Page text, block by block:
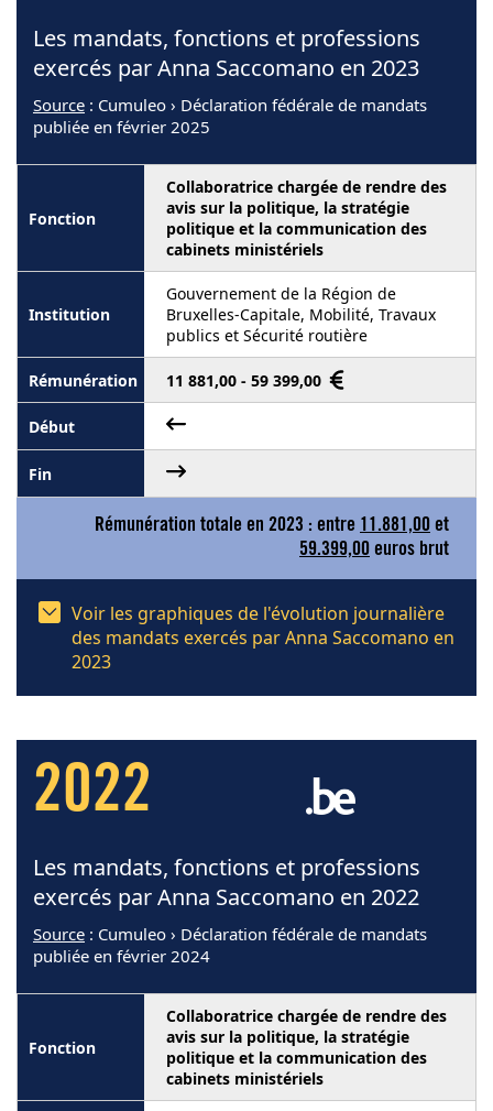
Les mandats, fonctions et professions
exercés par Anna Saccomano en 2023
Source : Cumuleo › Déclaration fédérale de mandats
publiée en février 2025
Collaboratrice chargée de rendre des
avis sur la politique, la stratégie
politique et la communication des
cabinets ministériels
Gouvernement de la Région de
Bruxelles-Capitale, Mobilité, Travaux
publics et Sécurité routière
11 881,00 - 59 399,00
Rémunération totale en 2023 : entre 11.881,00 et
59.399,00 euros brut
Voir les graphiques de l'évolution journalière
des mandats exercés par Anna Saccomano en
2023
2022
Les mandats, fonctions et professions
exercés par Anna Saccomano en 2022
Source : Cumuleo › Déclaration fédérale de mandats
publiée en février 2024
Collaboratrice chargée de rendre des
avis sur la politique, la stratégie
politique et la communication des
cabinets ministériels